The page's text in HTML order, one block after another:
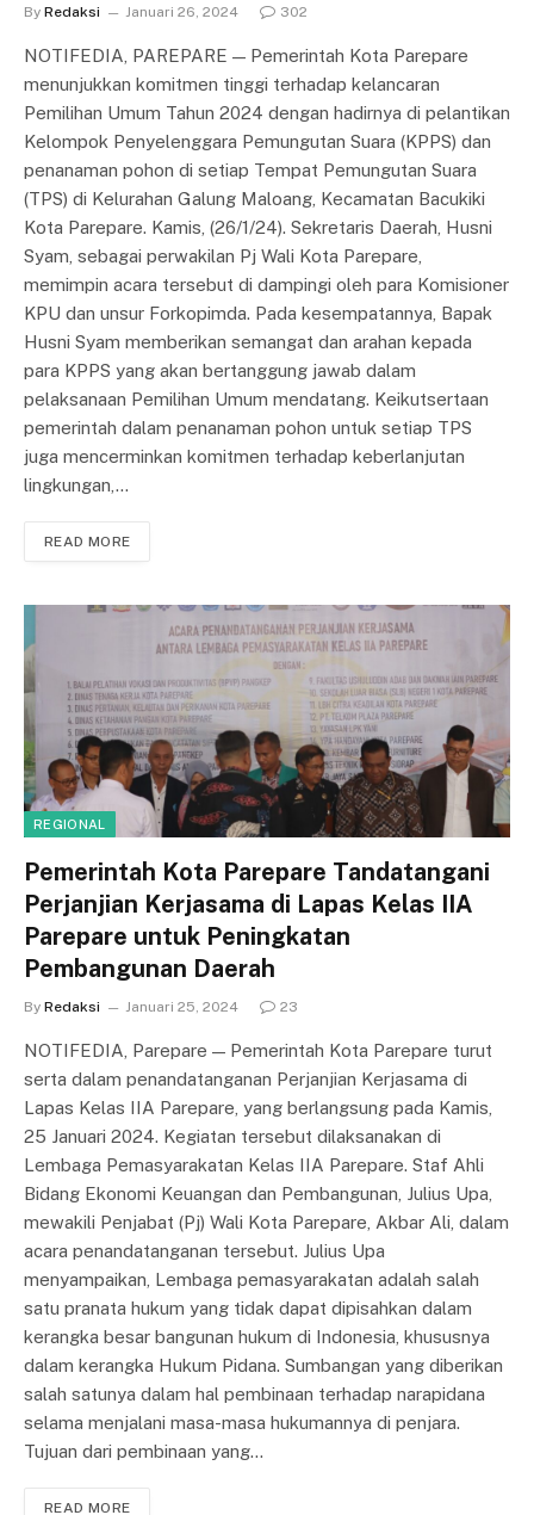
By Redaksi Januari 26, 2024 302
NOTIFEDIA, PAREPARE — Pemerintah Kota Parepare
menunjukkan komitmen tinggi terhadap kelancaran
Pemilihan Umum Tahun 2024 dengan hadirnya di pelantikan
Kelompok Penyelenggara Pemungutan Suara (KPPS) dan
penanaman pohon di setiap Tempat Pemungutan Suara
(TPS) di Kelurahan Galung Maloang, Kecamatan Bacukiki
Kota Parepare. Kamis, (26/1/24). Sekretaris Daerah, Husni
Syam, sebagai perwakilan Pj Wali Kota Parepare,
memimpin acara tersebut di dampingi oleh para Komisioner
KPU dan unsur Forkopimda. Pada kesempatannya, Bapak
Husni Syam memberikan semangat dan arahan kepada
para KPPS yang akan bertanggung jawab dalam
pelaksanaan Pemilihan Umum mendatang. Keikutsertaan
pemerintah dalam penanaman pohon untuk setiap TPS
juga mencerminkan komitmen terhadap keberlanjutan
lingkungan,…
READ MORE
REGIONAL
Pemerintah Kota Parepare Tandatangani
Perjanjian Kerjasama di Lapas Kelas IIA
Parepare untuk Peningkatan
Pembangunan Daerah
By Redaksi Januari 25, 2024 23
NOTIFEDIA, Parepare — Pemerintah Kota Parepare turut
serta dalam penandatanganan Perjanjian Kerjasama di
Lapas Kelas IIA Parepare, yang berlangsung pada Kamis,
25 Januari 2024. Kegiatan tersebut dilaksanakan di
Lembaga Pemasyarakatan Kelas IIA Parepare. Staf Ahli
Bidang Ekonomi Keuangan dan Pembangunan, Julius Upa,
mewakili Penjabat (Pj) Wali Kota Parepare, Akbar Ali, dalam
acara penandatanganan tersebut. Julius Upa
menyampaikan, Lembaga pemasyarakatan adalah salah
satu pranata hukum yang tidak dapat dipisahkan dalam
kerangka besar bangunan hukum di Indonesia, khususnya
dalam kerangka Hukum Pidana. Sumbangan yang diberikan
salah satunya dalam hal pembinaan terhadap narapidana
selama menjalani masa-masa hukumannya di penjara.
Tujuan dari pembinaan yang…
READ MORE